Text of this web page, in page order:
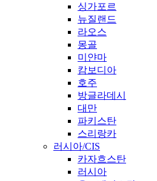
싱가포르
뉴질랜드
라오스
몽골
미얀마
캄보디아
호주
방글라데시
대만
파키스탄
스리랑카
러시아/CIS
카자흐스탄
러시아